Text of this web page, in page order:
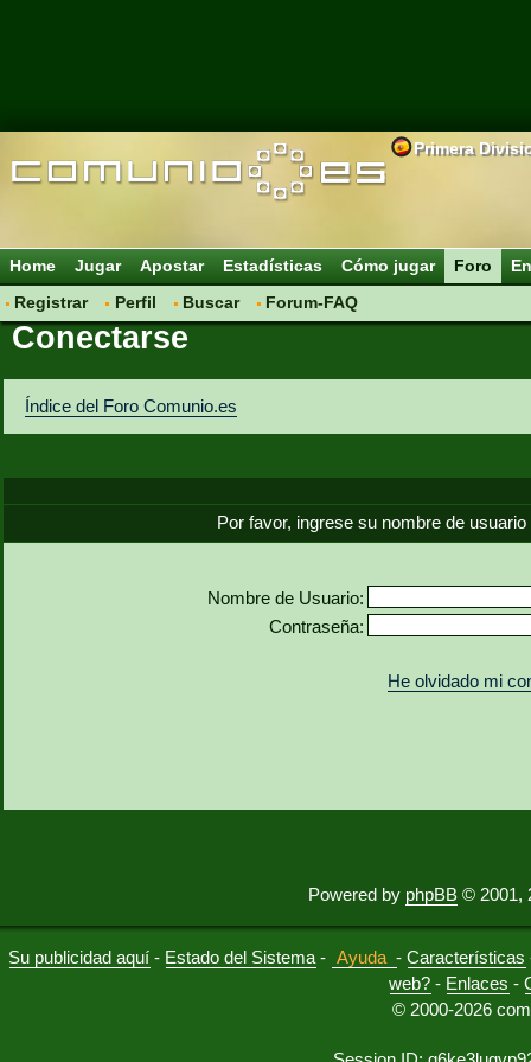
Primera
Home Jugar Apostar Estadísticas Cómo jugar
Foro
Registrar
Perfil Buscar Forum-FAQ
Conectarse
Índice del Foro Comunio.es
Por favor, ingrese su nombre de
Nombre de Usuario:
Contraseña:
He olvidado mi
Powered by phpBB © 2001,
Su publicidad aquí - Estado del Sistema - Ayuda -Características
web? - Enlaces -
© 2000-2026